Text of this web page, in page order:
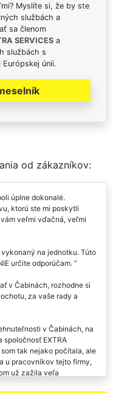
Myslíte si, že by ste
službách a
sa členom
SERVICES a
službách s
únii.
od zákazníkov:
úplne dokonalé.
ktorú ste mi poskytli
veľmi vďačná, veľmi
na jednotku. Túto
určite odporúčam.
v Čabinách, rozhodne si
za vaše rady a
v Čabinách, na
EXTRA
som tak nejako počítala, ale
u pracovníkov tejto firmy,
už zažila veľa